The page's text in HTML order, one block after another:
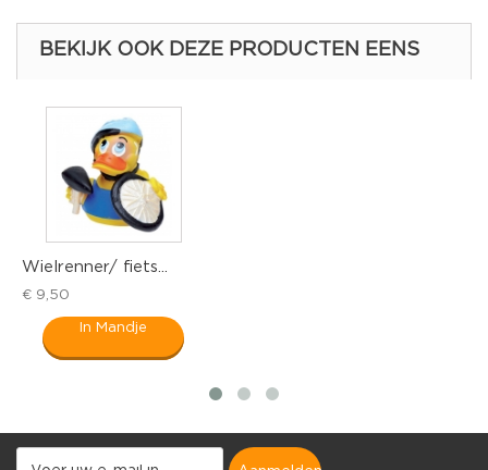
BEKIJK OOK DEZE PRODUCTEN EENS
fiets...
In Mandje